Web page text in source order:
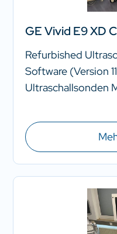
GE Vivid E9 XD
Refurbished
Software (Version
Ultraschallsonden